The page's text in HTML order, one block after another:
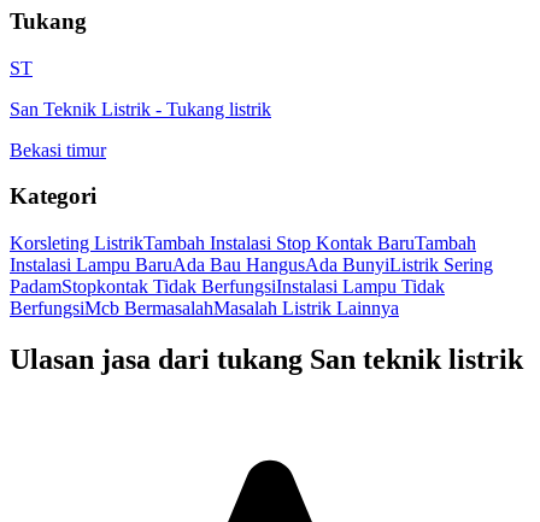
Tukang
ST
San Teknik Listrik - Tukang listrik
Bekasi timur
Kategori
Korsleting ListrikTambah Instalasi Stop Kontak BaruTambah
Instalasi Lampu BaruAda Bau HangusAda BunyiListrik Sering
PadamStopkontak Tidak BerfungsiInstalasi Lampu Tidak
BerfungsiMcb BermasalahMasalah Listrik Lainnya
Ulasan jasa dari tukang San teknik listrik